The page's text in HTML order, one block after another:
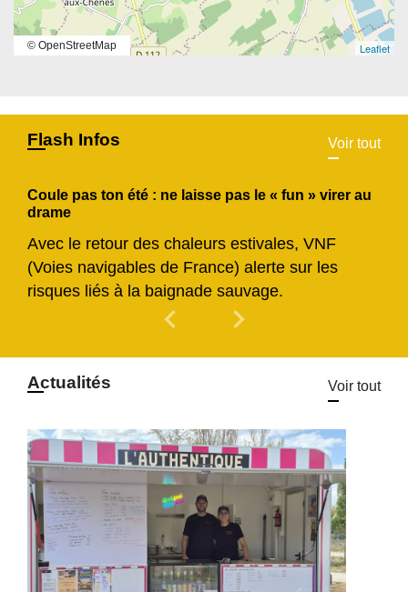
Leaflet
© OpenStreetMap
Flash Infos Voir tout
Coule pas ton été : ne laisse pas le « fun » virer au
drame
Avec le retour des chaleurs estivales, VNF
(Voies navigables de France) alerte sur les
risques liés à la baignade sauvage.
chevron_left Previous
chevron_right
Actualités Voir tout